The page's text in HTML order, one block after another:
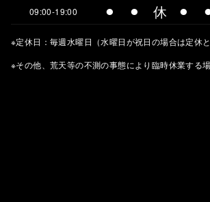
09:00-19:00 ⚫︎ ⚫︎ 休 ⚫︎
※定休日：毎週水曜日（水曜日が祝日の場合は定休と
※その他、荒天等の不測の事態により臨時休業する場